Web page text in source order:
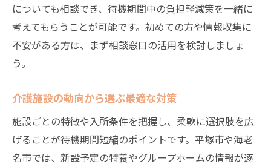
についても相談でき、待機期間中の負担軽減策を一緒に
考えてもらうことが可能です。初めての方や情報収集に
不安がある方は、まず相談窓口の活用を検討しましょ
う。
介護施設の動向から選ぶ最適な対策
施設ごとの特徴や入所条件を把握し、柔軟に選択肢を広
げることが待機期間短縮のポイントです。平塚市や海老
名市では、新設予定の特養やグループホームの情報が逐